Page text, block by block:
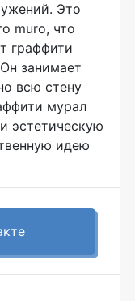
Это
muro, что
граффити
занимает
всю стену
мурал
эстетическую
идею